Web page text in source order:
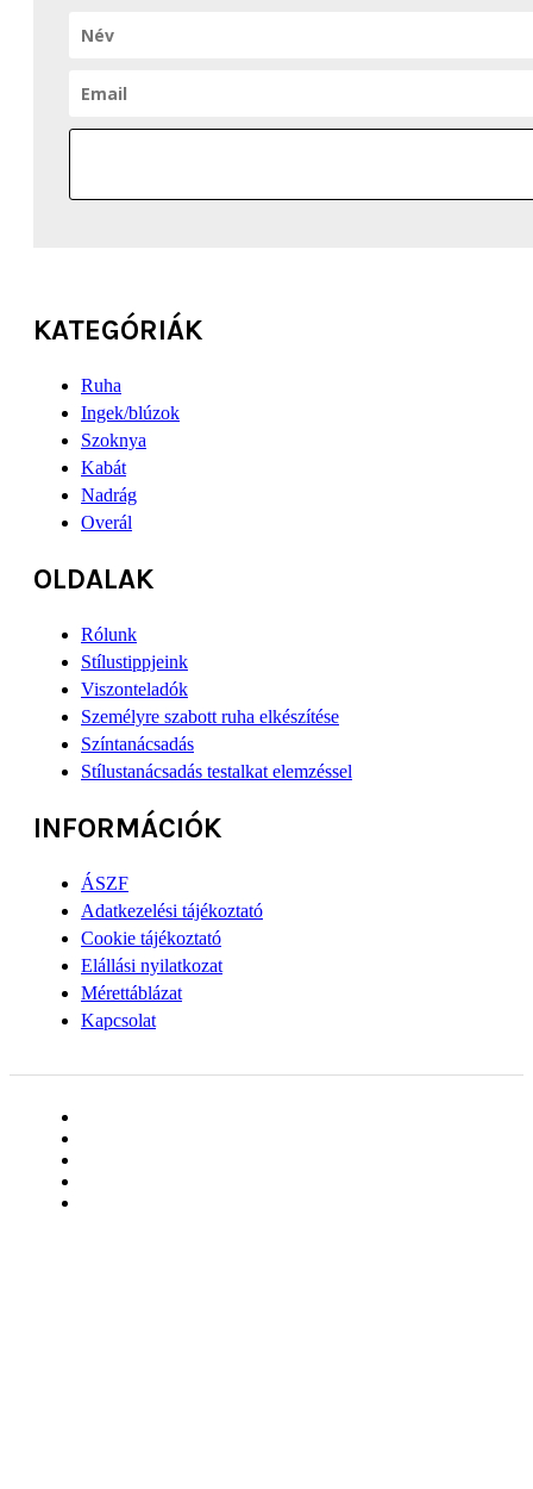
KATEGÓRIÁK
Ruha
Ingek/blúzok
Szoknya
Kabát
Nadrág
Overál
OLDALAK
Rólunk
Stílustippjeink
Viszonteladók
Személyre szabott ruha elkészítése
Színtanácsadás
Stílustanácsadás testalkat elemzéssel
INFORMÁCIÓK
ÁSZF
Adatkezelési tájékoztató
Cookie tájékoztató
Elállási nyilatkozat
Mérettáblázat
Kapcsolat